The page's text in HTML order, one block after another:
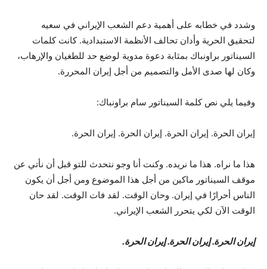
وشدد في خطابه على أهمية دعم الشعب الإيراني في سعيه
لتحقيق الحرية وأدان تحالف الأنظمة الاستبدادية. كانت كلمات
السيناتور براونباك بمثابة دعوة مدوية لوضع حد للطغيان والإرهاب،
وكان لها صدى الأمل والتصميم من أجل إيران المحررة.
وفيما يلي نص كلمة السيناتور سام براونباك:
إيران الحرة. إيران الحرة. إيران الحرة. إيران الحرة.
هذا ما نراه. هذا ما نريده. وكنت أنا وجو نتحدث للتو قبل أن نأتي عن
موقف السيناتور ماكين من أجل هذا الموضوع ومن أجل أن يكون
الناس أحرارًا في إيران. وحان الوقت. لقد فات الوقت. لقد حان
الوقت الآن لكي يتحرر الشعب الإيراني.
إيران الحرة. إيران الحرة. إيران الحرة.